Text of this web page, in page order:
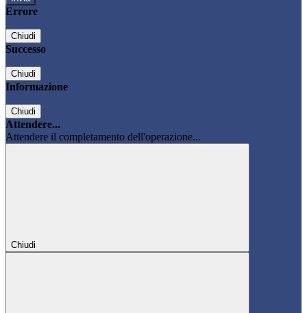
Errore
Chiudi
Successo
Chiudi
Informazione
Chiudi
Attendere...
Attendere il completamento dell'operazione...
Chiudi